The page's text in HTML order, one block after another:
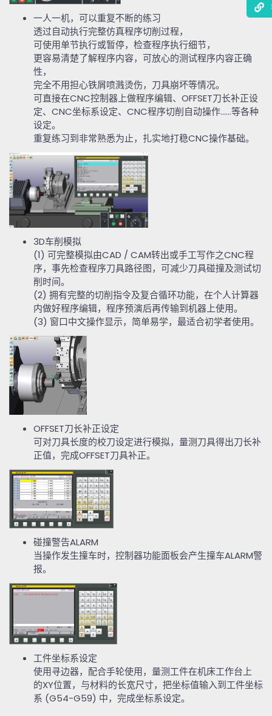
一人一机，可以重复不断的练习
透过自动执行完整仿真程序切削过程，
可使用单节执行或暂停，检查程序执行细节，
更容易清楚了解程序内容，可放心的测试程序内容正确
性，
完全不用担心铁屑喷溅烫伤，刀具崩坏等情况。
可直接在CNC控制器上做程序编辑、 OFFSET刀长补正设
定、 CNC坐标系设定、 CNC程序切削自动操作......等各种
设定。
重复练习到非常熟悉为止，扎实地打稳CNC操作基础。
3D车削模拟
(1) 可完整模拟由CAD / CAM转出或手工写作之CNC程
序，事先检查程序刀具路径图，可减少刀具碰撞及测试切
削时间。
(2) 拥有完整的切削指令及复合循环功能，在个人计算器
内做好程序编辑，程序预演后再传输到机器上使用。
(3) 窗口中文操作显示，简单易学，最适合初学者使用。
OFFSET刀长补正设定
可对刀具长度的校刀设定进行模拟，量测刀具得出刀长补
正值，完成OFFSET刀具补正。
碰撞警告ALARM
当操作发生撞车时，控制器功能面板会产生撞车ALARM警
报。
工件坐标系设定
使用寻边器，配合手轮使用，量测工件在机床工作台上
的XY位置，与材料的长宽尺寸，把坐标值输入到工件坐标
系 (G54-G59) 中，完成坐标系设定。